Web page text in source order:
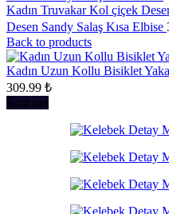
Kadın Truvakar Kol çiçek
Desen Sandy Salaş Kısa Elbise
Back to products
Kadın Uzun Kollu Bisiklet
309.99 ₺
Sold out